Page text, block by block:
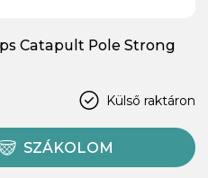
Catapult Pole Strong
Külső raktáron
SZÁKOLOM